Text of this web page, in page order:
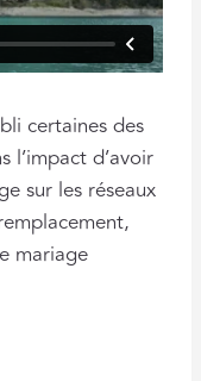
certaines des
l’impact d’avoir
sur les réseaux
mariage